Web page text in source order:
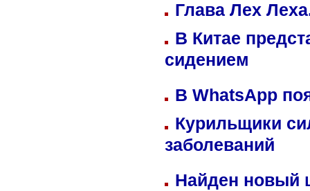
Глава Лех
В Китае
сидением
В WhatsApp
Курильщики
заболеваний
Найден